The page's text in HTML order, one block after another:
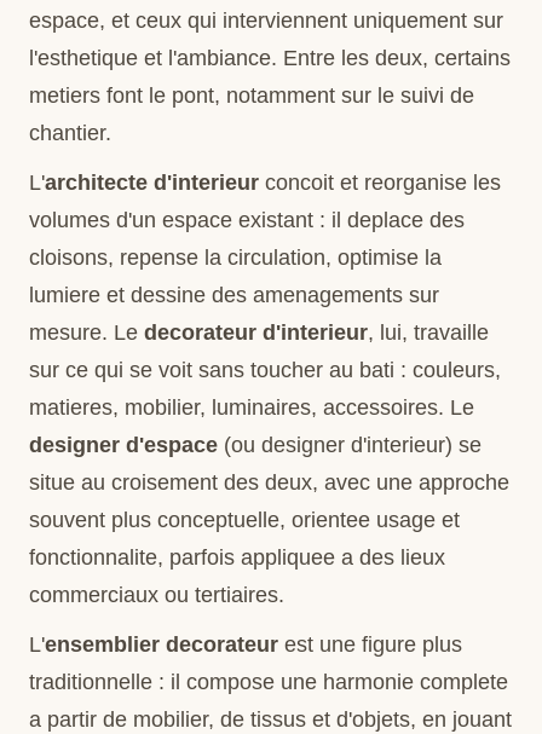
espace, et ceux qui interviennent uniquement sur
l'esthetique et l'ambiance. Entre les deux, certains
metiers font le pont, notamment sur le suivi de
chantier.
L'architecte d'interieur concoit et reorganise les
volumes d'un espace existant : il deplace des
cloisons, repense la circulation, optimise la
lumiere et dessine des amenagements sur
mesure. Le decorateur d'interieur, lui, travaille
sur ce qui se voit sans toucher au bati : couleurs,
matieres, mobilier, luminaires, accessoires. Le
designer d'espace (ou designer d'interieur) se
situe au croisement des deux, avec une approche
souvent plus conceptuelle, orientee usage et
fonctionnalite, parfois appliquee a des lieux
commerciaux ou tertiaires.
L'ensemblier decorateur est une figure plus
traditionnelle : il compose une harmonie complete
a partir de mobilier, de tissus et d'objets, en jouant